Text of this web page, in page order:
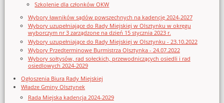
Szkolenie dla członków OKW
Wybory ławników sądów powszechnych na kadencję 2024-2027
Wybory uzupełniające do Rady Miejskiej w Olsztynku w okręgu
wyborczym nr 3 zarządzone na dzień 15 stycznia 2023 r.
Wybory uzupełniające do Rady Miejskiej w Olsztynku - 23.10.2022
Wybory Przedterminowe Burmistrza Olsztynka - 24.07.2022
Wybory sołtysów, rad sołeckich, przewodniczących osiedli i rad
osiedlowych 2024-2029
Ogłoszenia Biura Rady Miejskiej
Władze Gminy Olsztynek
Rada Miejska kadencja 2024-2029